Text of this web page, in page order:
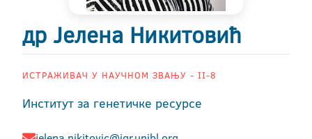
др Јелена Никитовић
ИСТРАЖИВАЧ У НАУЧНОМ ЗВАЊУ - II-8
Институт за генетичке ресурсе